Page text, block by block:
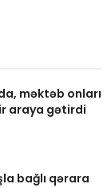
məktəb onları
araya gətirdi
bağlı qərara